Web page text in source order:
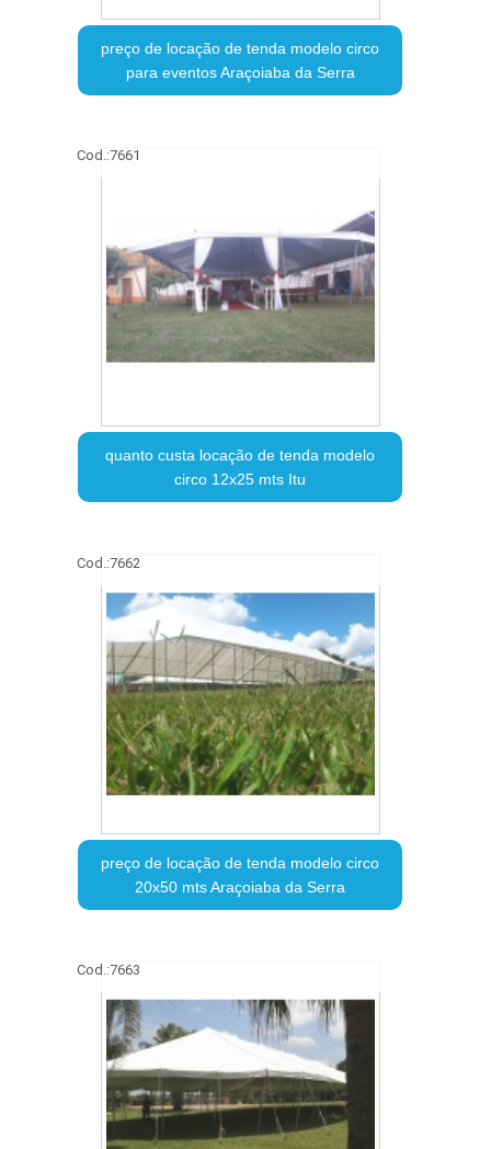
preço de locação de tenda modelo circo
para eventos Araçoiaba da Serra
Cod.:7661
quanto custa locação de tenda modelo
circo 12x25 mts Itu
Cod.:7662
preço de locação de tenda modelo circo
20x50 mts Araçoiaba da Serra
Cod.:7663